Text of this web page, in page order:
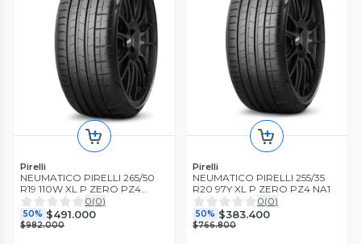
Pirelli
NEUMATICO PIRELLI 265/50
R19 110W XL P ZERO PZ4
RUNFLAT *
0(0)
50% $491.000
$982.000
Pirelli
NEUMATICO PIRELLI 255/35
R20 97Y XL P ZERO PZ4 NA1
0(0)
50% $383.400
$766.800